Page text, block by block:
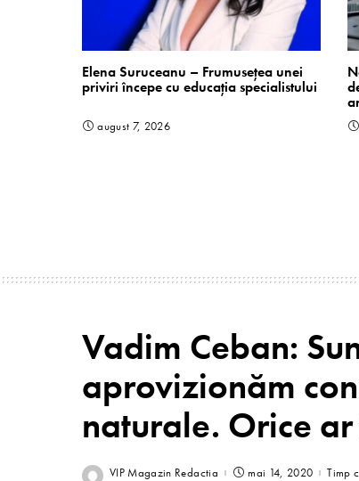
Elena Suruceanu – Frumusețea unei
priviri începe cu educația specialistului
august 7, 2026
Vadim Ceban:
aprovizionăm
naturale. Orice ar
VIP Magazin Redactia mai 14, 2020 Timp